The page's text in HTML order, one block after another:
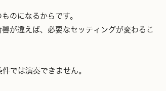
のになるからです。
が違えば、必要なセッティングが変わるこ
では演奏できません。